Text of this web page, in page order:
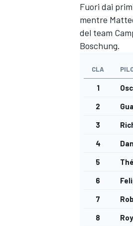
ENDURANCE/GT
Fuori dai
mentre
del team
Boschung.
CLA
1
2
3
4
5
6
7
8